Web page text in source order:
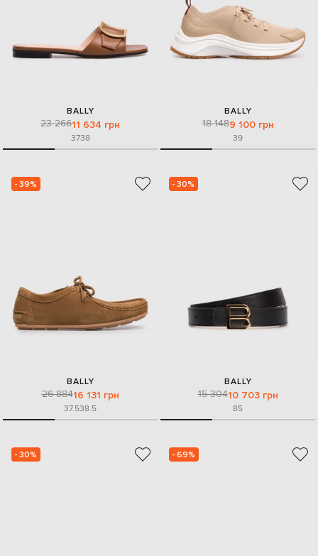
BALLY
23 26611 634 грн
3738
BALLY
18 1489 100 грн
39
- 39%
BALLY
26 88416 131 грн
37.538.5
- 30%
BALLY
15 30410 703 грн
85
- 30% - 69%